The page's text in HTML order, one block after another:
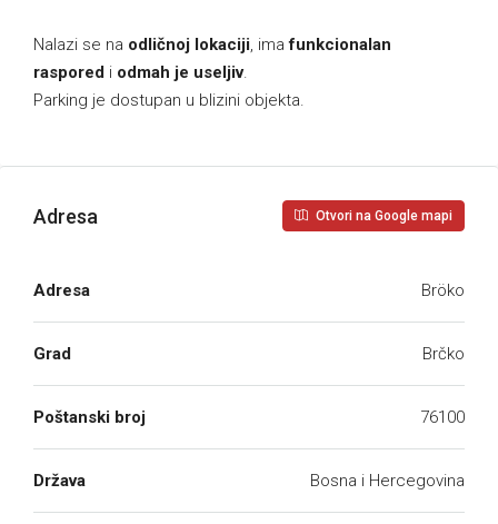
Nalazi se na odličnoj lokaciji, imafunkcionalan
raspored i odmah je useljiv.
Parking je dostupan u blizini objekta.
Adresa Otvori na Google mapi
Adresa Bröko
Grad Brčko
Poštanski broj 76100
Država Bosna i Hercegovina